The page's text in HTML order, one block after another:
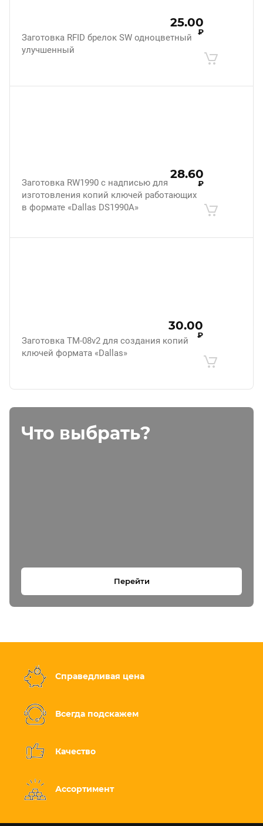
Заготовка RFID брелок SW одноцветный
улучшенный
25.00
₽
Заготовка RW1990 с надписью для
изготовления копий ключей работающих
в формате «Dallas DS1990A»
28.60
₽
Заготовка ТМ-08v2 для создания копий
ключей формата «Dallas»
30.00
₽
Что выбрать?
Перейти
Справедливая цена
Всегда подскажем
Качество
Ассортимент